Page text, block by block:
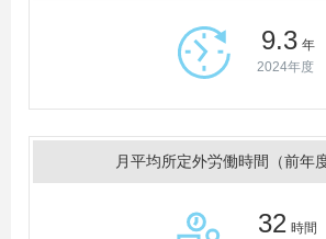
9.3 年
2024年度
月平均所定外労働時間（前年
32 時間